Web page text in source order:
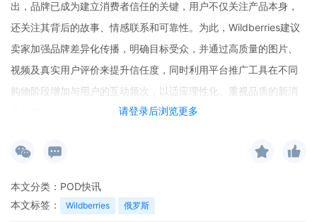
请登录后浏览更多
出，品牌已成为建立消费者信任的关键，用户不仅关注产品本身，
还关注其背后的故事、情感联系和可靠性。为此，Wildberries建议
卖家加强品牌差异化传播，明确目标受众，并通过高质量的图片、
视频及真实用户评价来提升信任度，同时利用平台推广工具在不同
购物阶段增加与用户的互动频次，以适应理性化、重视品质的新消
本文分类： POD快讯
本文标签：
Wildberries 俄罗斯